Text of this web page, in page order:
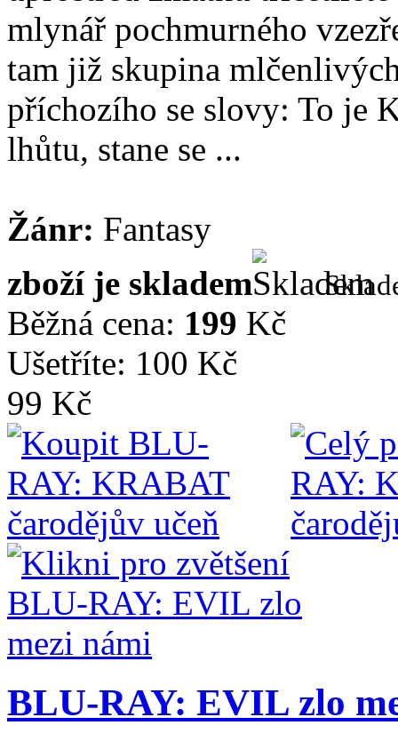
mlynář pochmurného
tam již skupina
příchozího se slovy: To je
lhůtu, stane se ...
Žánr: Fantasy
zboží je skladem
Běžná cena: 199 Kč
Ušetříte: 100 Kč
99 Kč
BLU-RAY: EVIL zlo